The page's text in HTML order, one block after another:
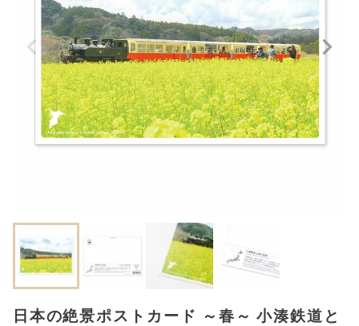
日本の絶景ポストカード ～春～ 小湊鉄道と